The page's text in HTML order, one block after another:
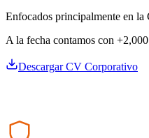
Enfocados principalmente en
A la fecha contamos con
Descargar CV Corporativo